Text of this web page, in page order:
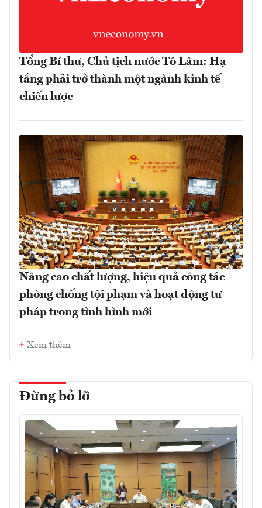
Tổng Bí thư, Chủ tịch nước Tô Lâm: Hạ
tầng phải trở thành một ngành kinh tế
chiến lược
Nâng cao chất lượng, hiệu quả công tác
phòng chống tội phạm và hoạt động tư
pháp trong tình hình mới
Xem thêm
Đừng bỏ lỡ